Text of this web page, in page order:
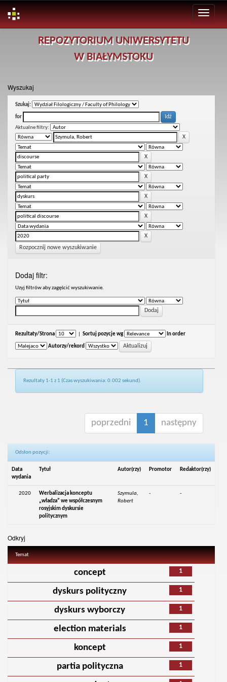
REPOZYTORIUM UNIWERSYTETU
W BIAŁYMSTOKU
Wyszukaj
Szukaj:
for
Aktualne filtry:
Rozpocznij nowe wyszukiwanie
Dodaj filtr:
Uzyj filtrów aby zagęścić wyszukiwanie.
Rezultaty/Strona Sortuj pozycje wg In order
Autorzy/rekord
Rezultaty 1-1 z 1 (Czas wyszukiwania: 0.002 sekund).
poprzedni 1 następny
Odsłon pozycji:
Data
wydania
Tytuł Autor(rzy) Promotor Redaktor(rzy)
2020
Werbalizacja konceptu
„władza” we współczesnym
rosyjskim dyskursie
politycznym
Szymula,
Robert
- -
Odkryj
Temat
1
concept
1
dyskurs polityczny
1
dyskurs wyborczy
1
election materials
1
koncept
1
partia polityczna